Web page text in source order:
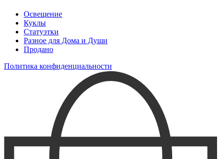
Освещение
Куклы
Статуэтки
Разное для Дома и Души
Продано
Политика конфиденциальности